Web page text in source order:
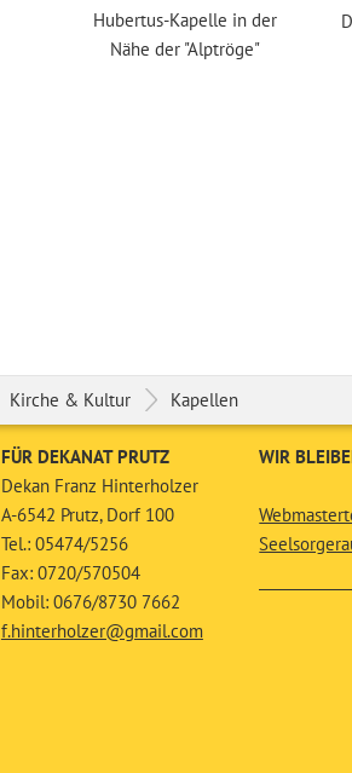
Hubertus-Kapelle in der
Nähe der "Alptröge"
Kirche & Kultur Kapellen
FÜR DEKANAT PRUTZ
Dekan Franz Hinterholzer
A-6542 Prutz, Dorf 100
Tel.: 05474/5256
Fax: 0720/570504
Mobil: 0676/8730 7662
f.hinterholzer@gmail.com
WIR